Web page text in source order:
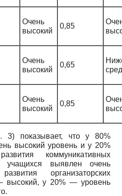
Очень
высокий
0,85
Очень
высокий
0,65
Очень
высокий
0,85
3) показывает, что у 80%
высокий уровень и у 20%
коммуникативных
учащихся выявлен очень
организаторских
высокий, у 20% — уровень